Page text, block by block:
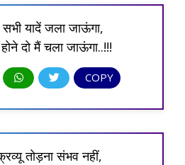
सभी यादें जला जाऊंगा,
दो मैं चला जाऊंगा..!!!
COPY
तोड़ना संभव नहीं,